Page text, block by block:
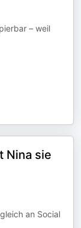
– weil
Nina sie
an Social